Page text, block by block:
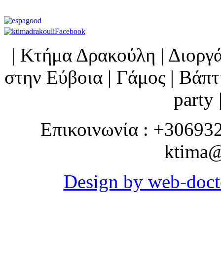
| Κτήμα Δρακούλη |
στην Εύβοια | Γάμος |
party
Επικοινωνία :
Design by web-